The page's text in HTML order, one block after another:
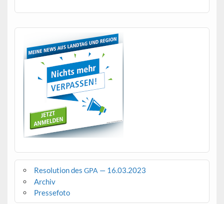
Resolution des GPA — 16.03.2023
Archiv
Pressefoto